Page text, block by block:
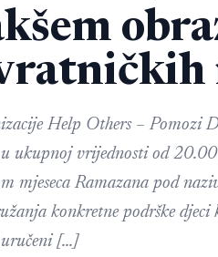
Help Others – Pomozi
ukupnoj vrijednosti od
mjeseca Ramazana pod
konkretne podrške djeci
uručeni […]